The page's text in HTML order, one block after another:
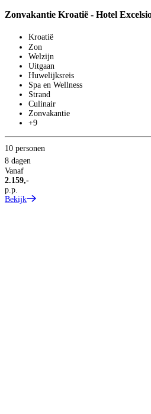
Zonvakantie Kroatië - Hotel
Kroatië
Zon
Welzijn
Uitgaan
Huwelijksreis
Spa en Wellness
Strand
Culinair
Zonvakantie
+9
10 personen
8 dagen
Vanaf
2.159,-
p.p.
Bekijk